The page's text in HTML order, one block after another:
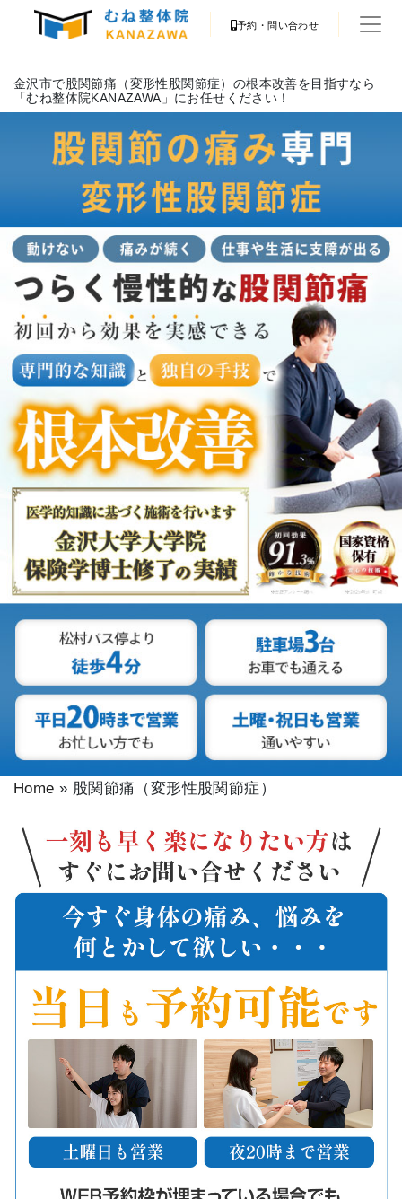
予約・問い合わせ
金沢市で股関節痛（変形性股関節症）の根本改善を目指すなら
「むね整体院KANAZAWA」にお任せください！
Home » 股関節痛（変形性股関節症）